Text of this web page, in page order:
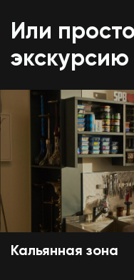
Или
экскурсию
Кальянная зона